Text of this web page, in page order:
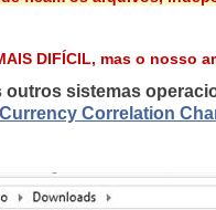
DIFÍCIL, mas o
outros sistemas
Currency Correlation